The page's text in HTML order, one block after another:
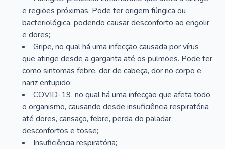
e regiões próximas. Pode ter origem fúngica ou
bacteriológica, podendo causar desconforto ao engolir
e dores;
Gripe, no qual há uma infecção causada por vírus
que atinge desde a garganta até os pulmões. Pode ter
como sintomas febre, dor de cabeça, dor no corpo e
nariz entupido;
COVID-19, no qual há uma infecção que afeta todo
o organismo, causando desde insuficiência respiratória
até dores, cansaço, febre, perda do paladar,
desconfortos e tosse;
Insuficiência respiratória;